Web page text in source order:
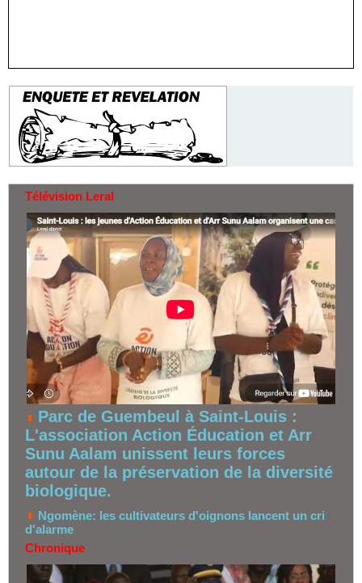
Télévision Leral
Parc de Guembeul à Saint-Louis :
L'association Action Éducation et Arr
Sunu Aalam unissent leurs forces
autour de la préservation de la diversité
biologique.
Ngomène: les cultivateurs d'oignons lancent un cri
d'alarme
Chronique